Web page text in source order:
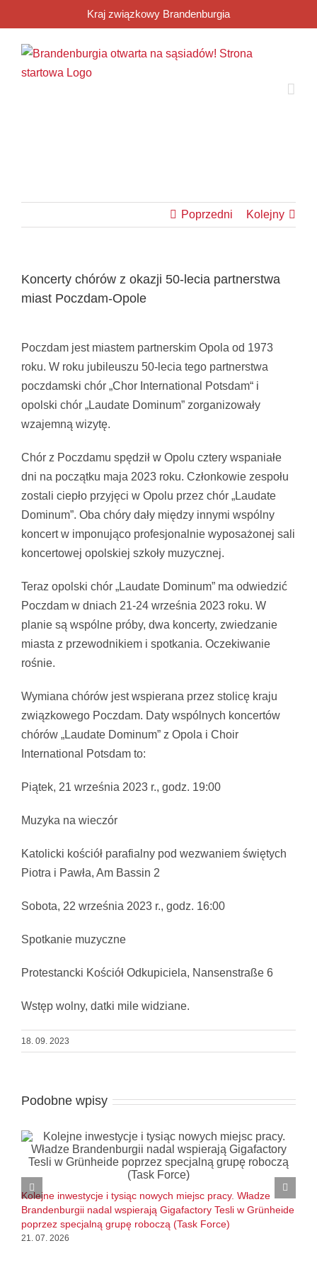
do
zawartości
Kraj związkowy Brandenburgia
Poprzedni Kolejny
Koncerty chórów z okazji 50-lecia partnerstwa
miast Poczdam-Opole
większy
obrazek
Poczdam jest miastem partnerskim Opola od 1973
roku. W roku jubileuszu 50-lecia tego partnerstwa
poczdamski chór „Chor International Potsdam“ i
opolski chór „Laudate Dominum” zorganizowały
wzajemną wizytę.
Chór z Poczdamu spędził w Opolu cztery wspaniałe
dni na początku maja 2023 roku. Członkowie zespołu
zostali ciepło przyjęci w Opolu przez chór „Laudate
Dominum”. Oba chóry dały między innymi wspólny
koncert w imponująco profesjonalnie wyposażonej sali
koncertowej opolskiej szkoły muzycznej.
Teraz opolski chór „Laudate Dominum” ma odwiedzić
Poczdam w dniach 21-24 września 2023 roku. W
planie są wspólne próby, dwa koncerty, zwiedzanie
miasta z przewodnikiem i spotkania. Oczekiwanie
rośnie.
Wymiana chórów jest wspierana przez stolicę kraju
związkowego Poczdam. Daty wspólnych koncertów
chórów „Laudate Dominum” z Opola i Choir
International Potsdam to:
Piątek, 21 września 2023 r., godz. 19:00
Muzyka na wieczór
Katolicki kościół parafialny pod wezwaniem świętych
Piotra i Pawła, Am Bassin 2
Sobota, 22 września 2023 r., godz. 16:00
Spotkanie muzyczne
Protestancki Kościół Odkupiciela, Nansenstraße 6
Wstęp wolny, datki mile widziane.
18. 09. 2023
Podobne wpisy
Kolejne inwestycje i tysiąc nowych miejsc pracy. Władze
Brandenburgii nadal wspierają Gigafactory Tesli w Grünheide
poprzez specjalną grupę roboczą (Task Force)
21. 07. 2026